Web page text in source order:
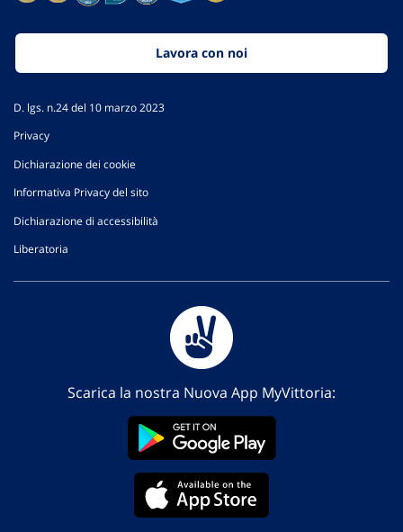
Lavora con noi
D. lgs. n.24 del 10 marzo 2023
Privacy
Dichiarazione dei cookie
Informativa Privacy del sito
Dichiarazione di accessibilità
Liberatoria
Scarica la nostra Nuova App MyVittoria: